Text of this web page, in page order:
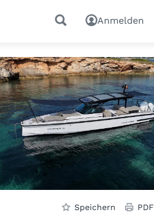
Anmelden
Speichern PDF